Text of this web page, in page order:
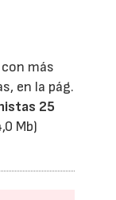
más
en la pág.
25
Mb)